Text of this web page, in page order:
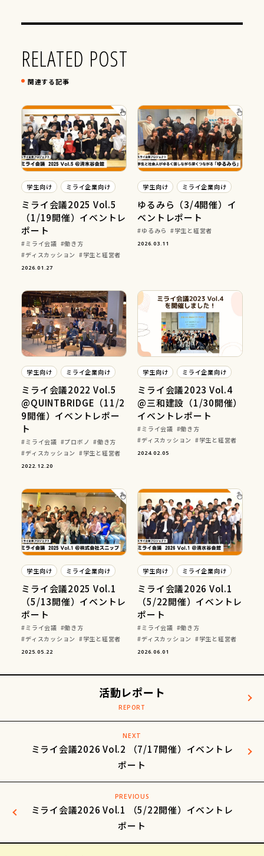
RELATED POST
関連する記事
学生向け ミライ企業向け
ミライ会議2025 Vol.5
（1/19開催）イベントレ
ポート
ミライ会議
働き方
ディスカッション
学生と経営者
2026.01.27
学生向け ミライ企業向け
ゆるみら（3/4開催）イ
ベントレポート
ゆるみら 学生と経営者
2026.03.11
学生向け ミライ企業向け
ミライ会議2022 Vol.5
@QUINTBRIDGE（11/2
9開催）イベントレポー
ト
ミライ会議 プロボノ
働き方
ディスカッション
学生と経営者
2022.12.20
学生向け ミライ企業向け
ミライ会議2023 Vol.4
@三和建設（1/30開催）
イベントレポート
ミライ会議
働き方
ディスカッション
学生と経営者
2024.02.05
学生向け ミライ企業向け
ミライ会議2025 Vol.1
（5/13開催）イベントレ
ポート
ミライ会議
働き方
ディスカッション
学生と経営者
2025.05.22
学生向け ミライ企業向け
ミライ会議2026 Vol.1
（5/22開催）イベントレ
ポート
ミライ会議
働き方
ディスカッション
学生と経営者
2026.06.01
活動レポート
NEXT
ミライ会議2026 Vol.2 （7/17開催）イベントレ
ポート
PREVIOUS
ミライ会議2026 Vol.1 （5/22開催）イベントレ
ポート